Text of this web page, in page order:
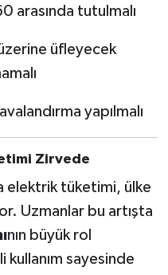
arasında tutulmalı
üfleyecek
yapılmalı
Zirvede
elektrik tüketimi, ülke
Uzmanlar bu artışta
nın büyük rol
kullanım sayesinde